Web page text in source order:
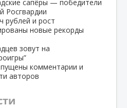
сапёры — победители
Росгвардии
рублей и рост
новые рекорды
зовут на
комментарии и
авторов